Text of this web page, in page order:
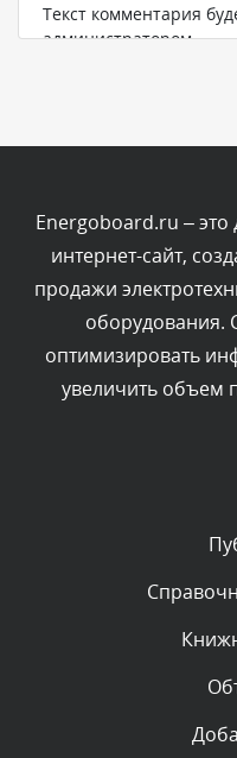
Текст комментария
администратором.
Комментарий
Текст комментария
администратором.
Комментарий
Текст комментария
Комментарий
Текст комментария
администратором.
Комментарий
администратором.
Energoboard.ru –
интернет-сайт,
продажи
оборудования.
оптимизировать
увеличить объем